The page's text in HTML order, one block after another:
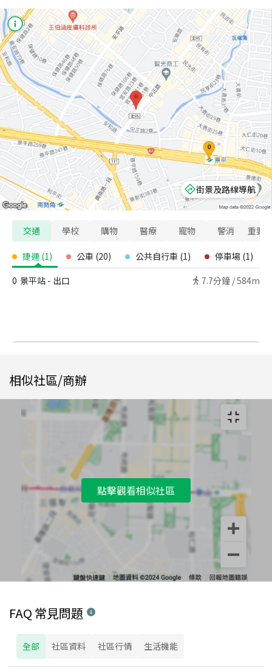
街景及路線導航
交通 學校 購物 醫療 寵物 警消 重要
捷運 (1) 公車 (20) 公共自行車 (1) 停車場 (1)
0 景平站 - 出口 7.7分鐘 /584m
相似社區/商辦
點擊觀看相似社區
FAQ 常見問題
全部 社區資料 社區行情 生活機能